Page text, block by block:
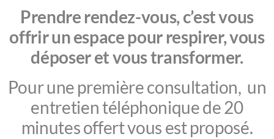
Prendre rendez-vous, c’est vous
offrir un espace pour respirer, vous
déposer et vous transformer.
Pour une première consultation, un
entretien téléphonique de 20
minutes offert vous est proposé.